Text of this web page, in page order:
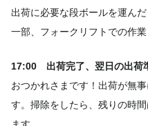
出荷に必要な段ボールを運ん
一部、フォークリフトでの作業
17:00 出荷完了、翌日の出荷
おつかれさまです！出荷が無
す。掃除をしたら、残りの時